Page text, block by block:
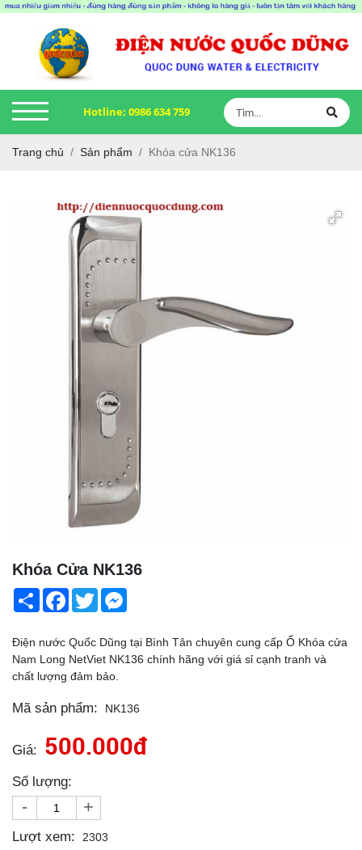
Hotline: 0986 634 759
Trang chủ Sản phẩm Khóa cửa NK136
Khóa Cửa NK136
Share Facebook
Twitter
Điện nước Quốc Dũng tại Bình Tân chuyên cung cấp Ổ Khóa cửa
Nam Long NetViet NK136 chính hãng với giá sỉ cạnh tranh và
chất lượng đảm bảo.
Mã sản phẩm: NK136
Giá: 500.000đ
Số lượng:
- +
Lượt xem: 2303